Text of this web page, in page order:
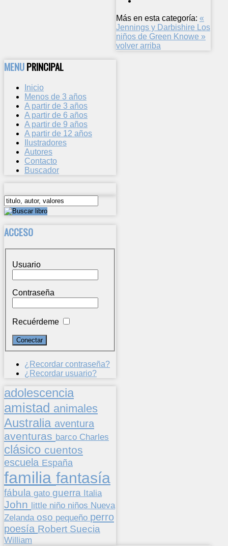
Más en esta categoría: «
Jennings y Darbishire Los
niños de Green Knowe »
volver arriba
MENUPRINCIPAL
Inicio
Menos de 3 años
A partir de 3 años
A partir de 6 años
A partir de 9 años
A partir de 12 años
Ilustradores
Autores
Contacto
Buscador
ACCESO
Usuario
Contraseña
Recuérdeme
¿Recordar contraseña?
¿Recordar usuario?
adolescencia
amistad animales
Australia aventura
aventuras barco Charles
clásico cuentos
escuela España
familia fantasía
fábula gato guerra Italia
John little niño niños Nueva
Zelanda oso pequeño perro
poesía Robert Suecia
William